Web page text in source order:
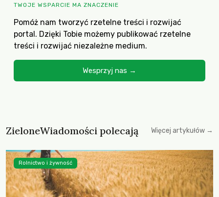
TWOJE WSPARCIE MA ZNACZENIE
Pomóż nam tworzyć rzetelne treści i rozwijać
portal. Dzięki Tobie możemy publikować rzetelne
treści i rozwijać niezależne medium.
Wesprzyj nas →
ZieloneWiadomości polecają Więcej artykułów →
Rolnictwo i żywność